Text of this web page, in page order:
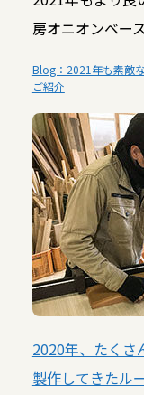
房オニオンベー
Blog：2021年も素敵
ご紹介
2020年、たくさ
製作してきたル